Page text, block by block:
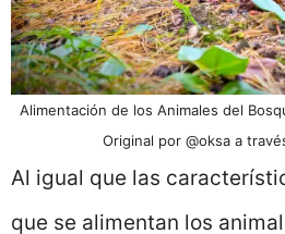
Alimentación de los Animales del
Original por @oksa a
Al igual que las
que se alimentan los